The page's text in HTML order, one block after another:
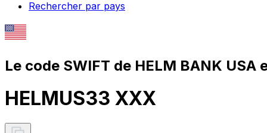
Rechercher par pays
Le code SWIFT de HELM BANK USA
HELMUS33 XXX